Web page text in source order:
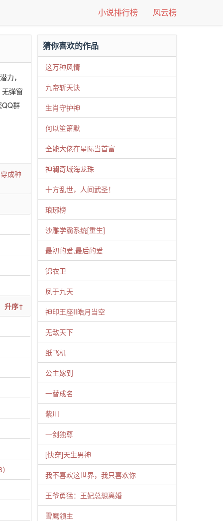
小说排行榜 风云榜
力，
弹窗
QQ群
穿成种
升序↑
猜你喜欢的作品
这万种风情
九帝斩天诀
生肖守护神
何以笙箫默
全能大佬在星际当首富
神澜奇域海龙珠
十方乱世，人间武圣！
琅琊榜
沙雕学霸系统[重生]
最初的爱,最后的爱
锦衣卫
凤于九天
神印王座II皓月当空
无敌天下
纸飞机
公主嫁到
一替成名
紫川
一剑独尊
[快穿]天生男神
我不喜欢这世界，我只喜欢你
王爷勇猛：王妃总想离婚
雪鹰领主